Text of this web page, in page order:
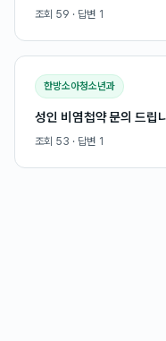
조회 59 · 답변 1
한방소아청소년과
성인 비염첩약 문의 드
조회 53 · 답변 1